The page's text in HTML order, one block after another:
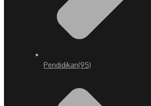
Pendidikan(95)